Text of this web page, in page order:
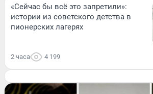
«Сейчас бы всё это запретили»:
истории из советского детства в
пионерских лагерях
2 часа 4 199